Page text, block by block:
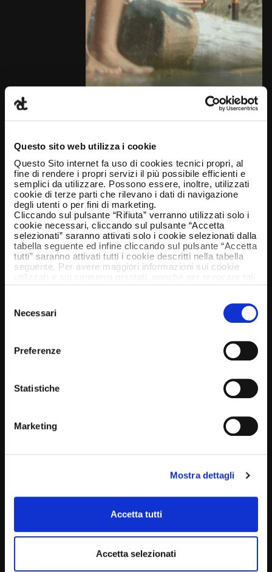
Questo sito web utilizza i cookie
Questo Sito internet fa uso di cookies tecnici propri, al
fine di rendere i propri servizi il più possibile efficienti e
semplici da utilizzare. Possono essere, inoltre, utilizzati
cookie di terze parti che rilevano i dati di navigazione
degli utenti o per fini di marketing.
Cliccando sul pulsante “Rifiuta” verranno utilizzati solo i
cookie necessari, cliccando sul pulsante “Accetta
selezionati” saranno attivati solo i cookie selezionati dalla
tabella seguente ed infine cliccando sul pulsante “Accetta
tutti” saranno attivati tutti i cookie descritti nella tabella
seguente. Per avere maggiori informazioni sui cookie
delNecessari
Preferenze
Statistiche
Marketing
Mostra dettagli
Accetta tutti
Accetta selezionati